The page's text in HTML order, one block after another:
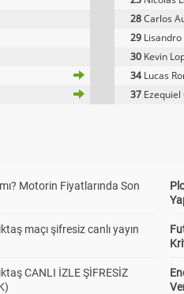
28Carlos
29
30 Kevin
34 Lucas
37 Ezequiel
Motorin Fiyatlarında Son
maçı şifresiz canlı yayın
CANLI İZLE ŞİFRESİZ